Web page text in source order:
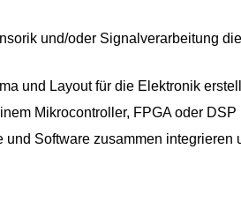
und/oder Signalverarbeitung
und Layout für die Elektronik
Mikrocontroller, FPGA oder
Software zusammen